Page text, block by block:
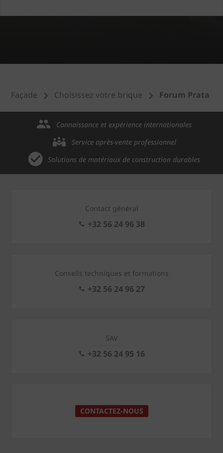
Façade Choisissez votre brique Forum Prata
Connaissance et expérience internationales
Service après-vente professionnel
Solutions de matériaux de construction durables
Contact général
+32 56 24 96 38
Conseils techniques et formations
+32 56 24 96 27
SAV
+32 56 24 95 16
CONTACTEZ-NOUS